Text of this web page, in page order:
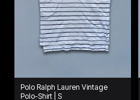
Polo Ralph Lauren Vintage
Polo-Shirt | S